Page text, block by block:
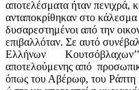
αποτελέσματα ήταν πενιχρά,
ανταποκρίθηκαν στο
δυσαρεστημένοι από την
επιβαλλόταν. Σε αυτό
Ελλήνων Κουτσόβλαχων’’
αποτελούμενης από
όπως του Αβέρωφ, του Ράπτη